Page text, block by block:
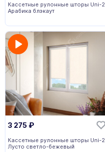
Кассетные рулонные шторы Uni-2
Арабика блэкаут
3 275 ₽
Кассетные рулонные шторы Uni-2
Лусто светло-бежевый